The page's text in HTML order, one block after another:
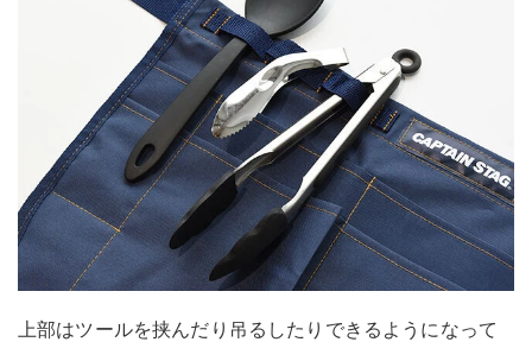
上部はツールを挟んだり吊るしたりできるようになって